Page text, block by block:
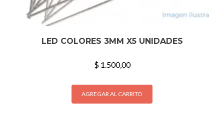
LED COLORES 3MM X5 UNIDADES
$1.500,00
AGREGAR AL CARRITO